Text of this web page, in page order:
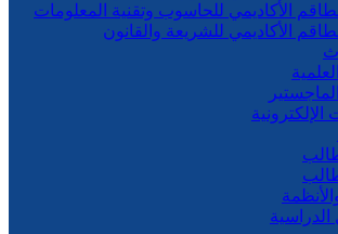
الأكاديمي للحاسوب وتقنية المعلومات
الأكاديمي للشريعة والقانون
الإلكترونية
الدراسية